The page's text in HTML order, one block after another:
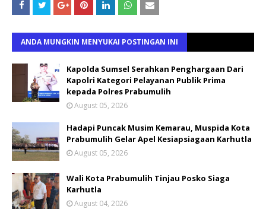
ANDA MUNGKIN MENYUKAI POSTINGAN INI
Kapolda Sumsel Serahkan Penghargaan Dari
Kapolri Kategori Pelayanan Publik Prima
kepada Polres Prabumulih
August 05, 2026
Hadapi Puncak Musim Kemarau, Muspida Kota
Prabumulih Gelar Apel Kesiapsiagaan Karhutla
August 05, 2026
Wali Kota Prabumulih Tinjau Posko Siaga
Karhutla
August 04, 2026